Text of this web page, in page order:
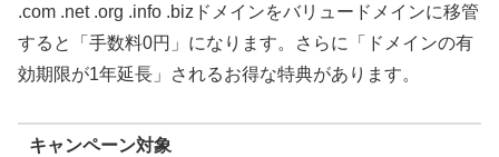
.com .net .org .info .bizドメインをバリュードメインに移管
すると「手数料0円」になります。さらに「ドメインの有
効期限が1年延長」されるお得な特典があります。
キャンペーン対象